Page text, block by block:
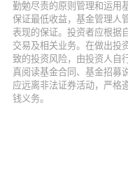
勤勉尽责的原则管理和运用
保证最低收益，基金管理人
表现的保证。投资者应根据
交易及相关业务。在做出投
致的投资风险，由投资人自
真阅读基金合同、基金招募
应远离非法证券活动，严格
钱义务。